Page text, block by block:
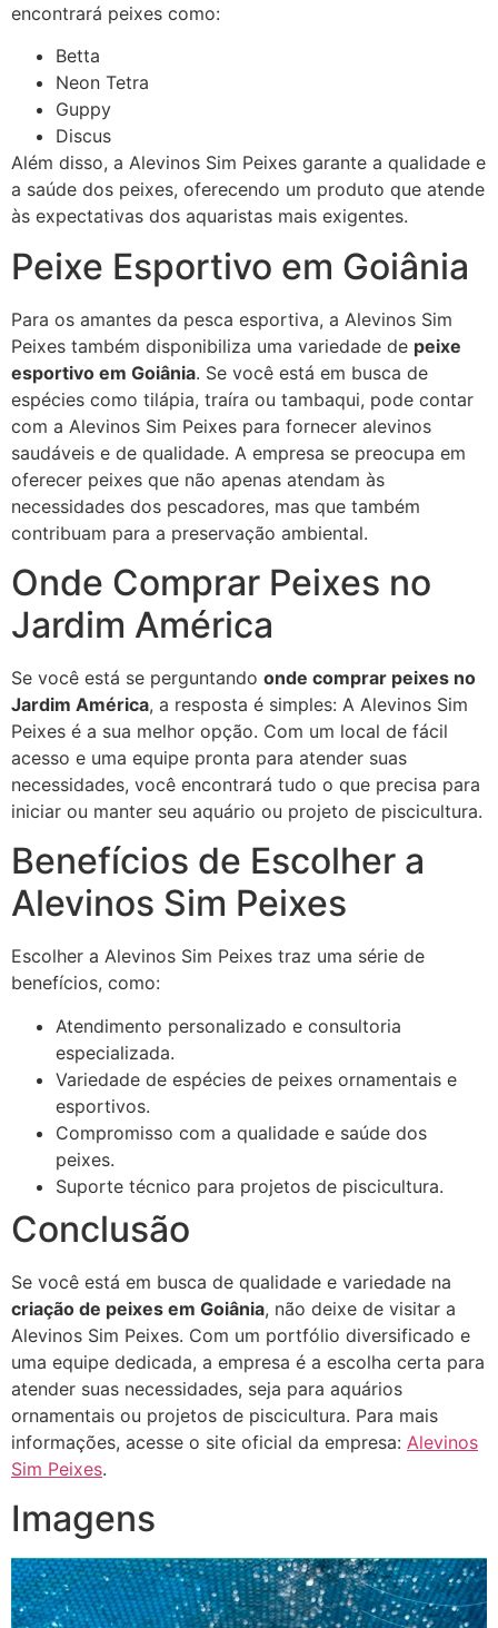
encontrará peixes como:
Betta
Neon Tetra
Guppy
Discus
Além disso, a Alevinos Sim Peixes garante a qualidade e
a saúde dos peixes, oferecendo um produto que atende
às expectativas dos aquaristas mais exigentes.
Peixe Esportivo em Goiânia
Para os amantes da pesca esportiva, a Alevinos Sim
Peixes também disponibiliza uma variedade de peixe
esportivo em Goiânia. Se você está em busca de
espécies como tilápia, traíra ou tambaqui, pode contar
com a Alevinos Sim Peixes para fornecer alevinos
saudáveis e de qualidade. A empresa se preocupa em
oferecer peixes que não apenas atendam às
necessidades dos pescadores, mas que também
contribuam para a preservação ambiental.
Onde Comprar Peixes no
Jardim América
Se você está se perguntando onde comprar peixes no
Jardim América, a resposta é simples: A Alevinos Sim
Peixes é a sua melhor opção. Com um local de fácil
acesso e uma equipe pronta para atender suas
necessidades, você encontrará tudo o que precisa para
iniciar ou manter seu aquário ou projeto de piscicultura.
Benefícios de Escolher a
Alevinos Sim Peixes
Escolher a Alevinos Sim Peixes traz uma série de
benefícios, como:
Atendimento personalizado e consultoria
especializada.
Variedade de espécies de peixes ornamentais e
esportivos.
Compromisso com a qualidade e saúde dos
peixes.
Suporte técnico para projetos de piscicultura.
Conclusão
Se você está em busca de qualidade e variedade na
criação de peixes em Goiânia, não deixe de visitar a
Alevinos Sim Peixes. Com um portfólio diversificado e
uma equipe dedicada, a empresa é a escolha certa para
atender suas necessidades, seja para aquários
ornamentais ou projetos de piscicultura. Para mais
informações, acesse o site oficial da empresa: Alevinos
Sim Peixes.
Imagens